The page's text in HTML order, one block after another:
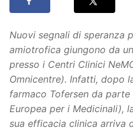
Nuovi segnali di speranza
amiotrofica giungono da
presso i Centri Clinici
Omnicentre). Infatti, dopo
farmaco Tofersen da parte
Europea per i Medicinali),
sua efficacia clinica arriva